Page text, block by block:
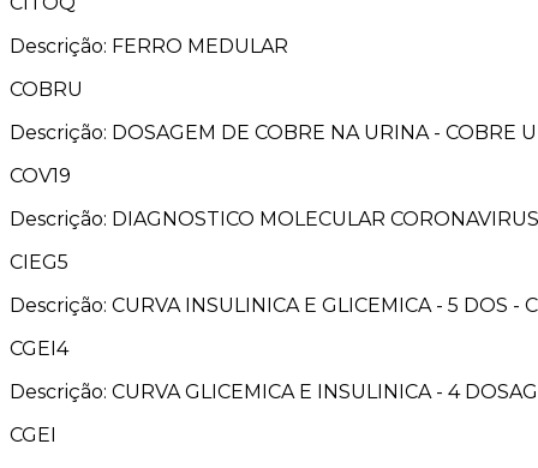
Descrição: FERRO MEDULAR
COBRU
Descrição: DOSAGEM DE COBRE NA URINA - COBRE
COV19
Descrição: DIAGNOSTICO MOLECULAR
CIEG5
Descrição: CURVA INSULINICA E GLICEMICA - 5 DOS -
CGEI4
Descrição: CURVA GLICEMICA E INSULINICA - 4
CGEI